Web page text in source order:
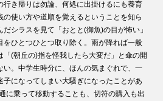
行き帰りは勿論、何処に出掛けるにも養育
使い方や道順を覚えるということを知ら
シラスを見て「おとと(御魚)の目が怖い」
をひとつひとつ取り除く。雨が降れば一般
(朝丘の)指を怪我したら大変だ」と傘の開
い。中学生時分に、ほんの気まぐれで、一
子になってしまい大騒ぎになったことがあ
に乗って移動することも、切符の購入も出